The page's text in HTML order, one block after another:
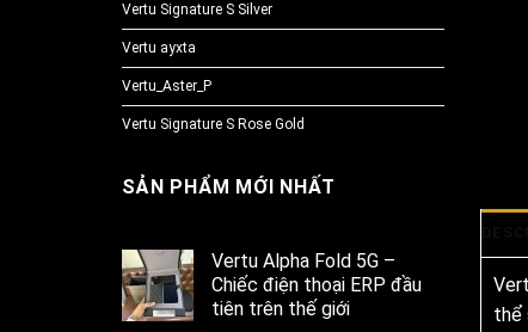
Vertu Signature S Silver
Vertu ayxta
Vertu_Aster_P
Vertu Signature S Rose Gold
SẢN PHẨM MỚI NHẤT
Vertu Alpha Fold 5G –
Chiếc điện thoại ERP đầu
tiên trên thế giới
thể